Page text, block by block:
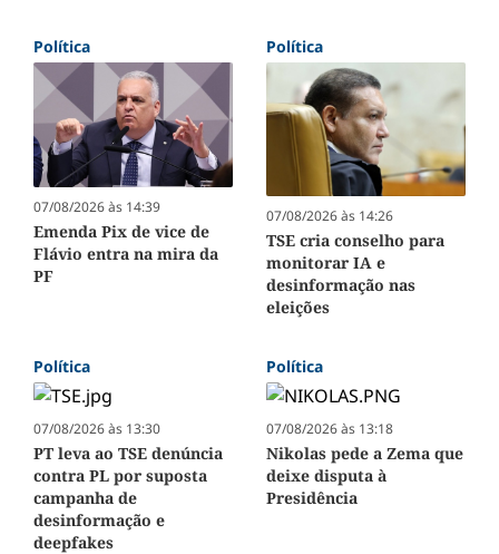
Política
07/08/2026 às 14:39
Emenda Pix de vice de
Flávio entra na mira da
PF
Política
07/08/2026 às 14:26
TSE cria conselho para
monitorar IA e
desinformação nas
eleições
Política
07/08/2026 às 13:30
PT leva ao TSE denúncia
contra PL por suposta
campanha de
desinformação e
deepfakes
Política
07/08/2026 às 13:18
Nikolas pede a Zema que
deixe disputa à
Presidência